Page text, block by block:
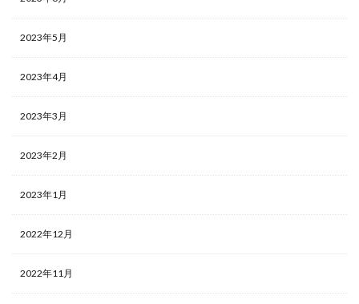
2023年5月
2023年4月
2023年3月
2023年2月
2023年1月
2022年12月
2022年11月